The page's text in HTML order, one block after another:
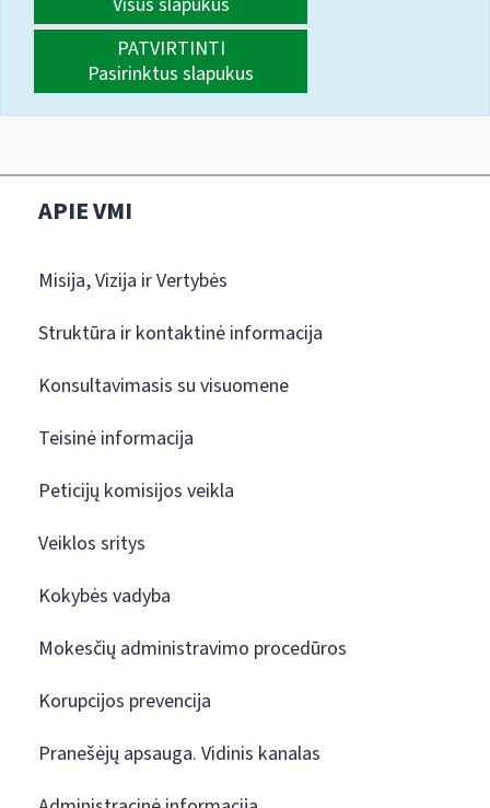
PATVIRTINTI
Pasirinktus slapukus
APIE VMI
Misija, Vizija ir Vertybės
Struktūra ir kontaktinė informacija
Konsultavimasis su visuomene
Teisinė informacija
Peticijų komisijos veikla
Veiklos sritys
Kokybės vadyba
Mokesčių administravimo procedūros
Korupcijos prevencija
Pranešėjų apsauga. Vidinis kanalas